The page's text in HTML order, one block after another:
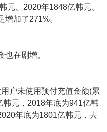
元、2020年1848亿韩元、
加了271%。
在剧增。
户未使用预付充值金额(累
元，2018年底为941亿韩
年底为1801亿韩元，去